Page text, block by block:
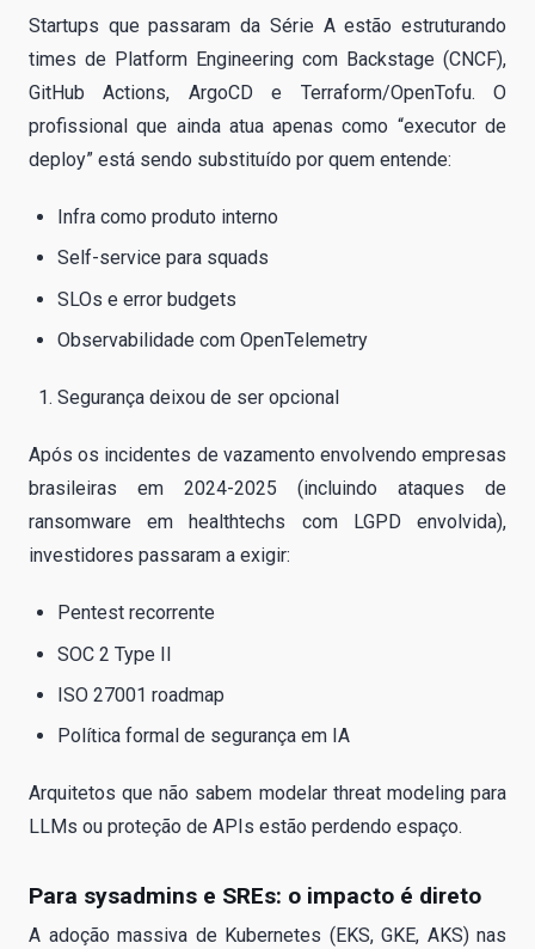
Startups que passaram da Série A estão estruturando
times de Platform Engineering com Backstage (CNCF),
GitHub Actions, ArgoCD e Terraform/OpenTofu. O
profissional que ainda atua apenas como “executor de
deploy” está sendo substituído por quem entende:
Infra como produto interno
Self-service para squads
SLOs e error budgets
Observabilidade com OpenTelemetry
Segurança deixou de ser opcional
Após os incidentes de vazamento envolvendo empresas
brasileiras em 2024-2025 (incluindo ataques de
ransomware em healthtechs com LGPD envolvida),
investidores passaram a exigir:
Pentest recorrente
SOC 2 Type II
ISO 27001 roadmap
Política formal de segurança em IA
Arquitetos que não sabem modelar threat modeling para
LLMs ou proteção de APIs estão perdendo espaço.
Para sysadmins e SREs: o impacto é direto
A adoção massiva de Kubernetes (EKS, GKE, AKS) nas